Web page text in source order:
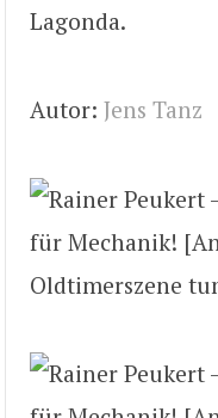
Lagonda.
Autor: Jens Tanz